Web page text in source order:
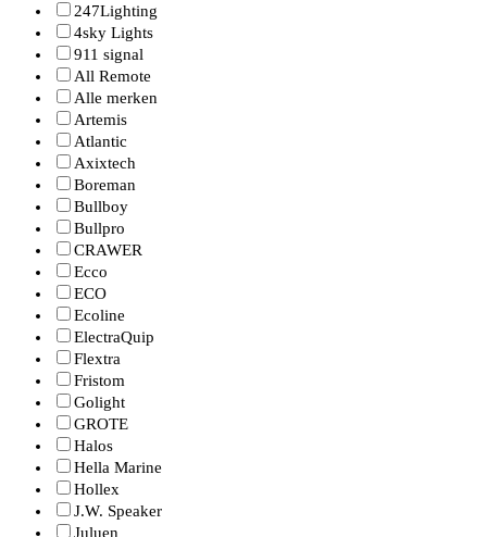
247Lighting
4sky Lights
911 signal
All Remote
Alle merken
Artemis
Atlantic
Axixtech
Boreman
Bullboy
Bullpro
CRAWER
Ecco
ECO
Ecoline
ElectraQuip
Flextra
Fristom
Golight
GROTE
Halos
Hella Marine
Hollex
J.W. Speaker
Juluen